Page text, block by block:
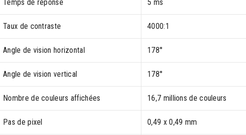
Temps de réponse 5 ms
Taux de contraste 4000:1
Angle de vision horizontal 178°
Angle de vision vertical 178°
Nombre de couleurs affichées 16,7 millions de couleurs
Pas de pixel 0,49 x 0,49 mm